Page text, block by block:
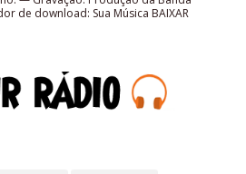
de download: Sua Música BAIXAR